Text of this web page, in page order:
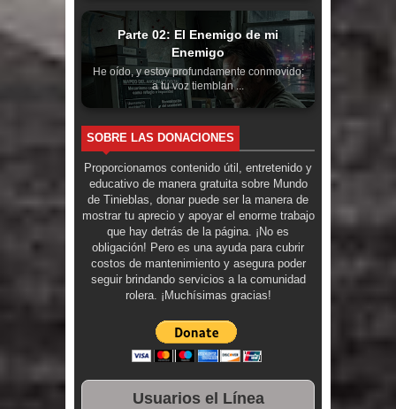
Parte 02: El Enemigo de mi
Enemigo
He oído, y estoy profundamente conmovido;
a tu voz tiemblan ...
SOBRE LAS DONACIONES
Proporcionamos contenido útil, entretenido y
educativo de manera gratuita sobre Mundo
de Tinieblas, donar puede ser la manera de
mostrar tu aprecio y apoyar el enorme trabajo
que hay detrás de la página. ¡No es
obligación! Pero es una ayuda para cubrir
costos de mantenimiento y asegura poder
seguir brindando servicios a la comunidad
rolera. ¡Muchísimas gracias!
Usuarios el Línea